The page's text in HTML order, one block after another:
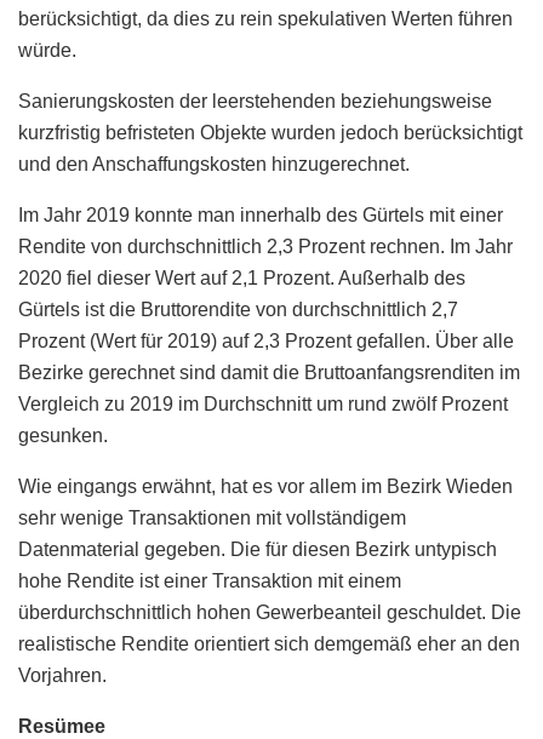
berücksichtigt, da dies zu rein spekulativen Werten führen
würde.
Sanierungskosten der leerstehenden beziehungsweise
kurzfristig befristeten Objekte wurden jedoch berücksichtigt
und den Anschaffungskosten hinzugerechnet.
Im Jahr 2019 konnte man innerhalb des Gürtels mit einer
Rendite von durchschnittlich 2,3 Prozent rechnen. Im Jahr
2020 fiel dieser Wert auf 2,1 Prozent. Außerhalb des
Gürtels ist die Bruttorendite von durchschnittlich 2,7
Prozent (Wert für 2019) auf 2,3 Prozent gefallen. Über alle
Bezirke gerechnet sind damit die Bruttoanfangsrenditen im
Vergleich zu 2019 im Durchschnitt um rund zwölf Prozent
gesunken.
Wie eingangs erwähnt, hat es vor allem im Bezirk Wieden
sehr wenige Transaktionen mit vollständigem
Datenmaterial gegeben. Die für diesen Bezirk untypisch
hohe Rendite ist einer Transaktion mit einem
überdurchschnittlich hohen Gewerbeanteil geschuldet. Die
realistische Rendite orientiert sich demgemäß eher an den
Vorjahren.
Resümee